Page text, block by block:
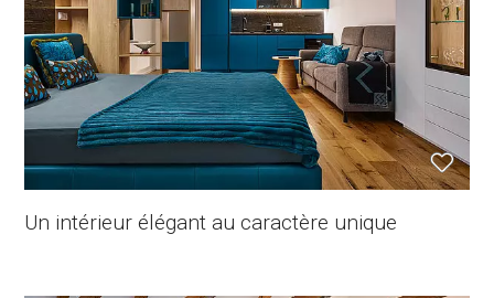
Un intérieur élégant au caractère unique